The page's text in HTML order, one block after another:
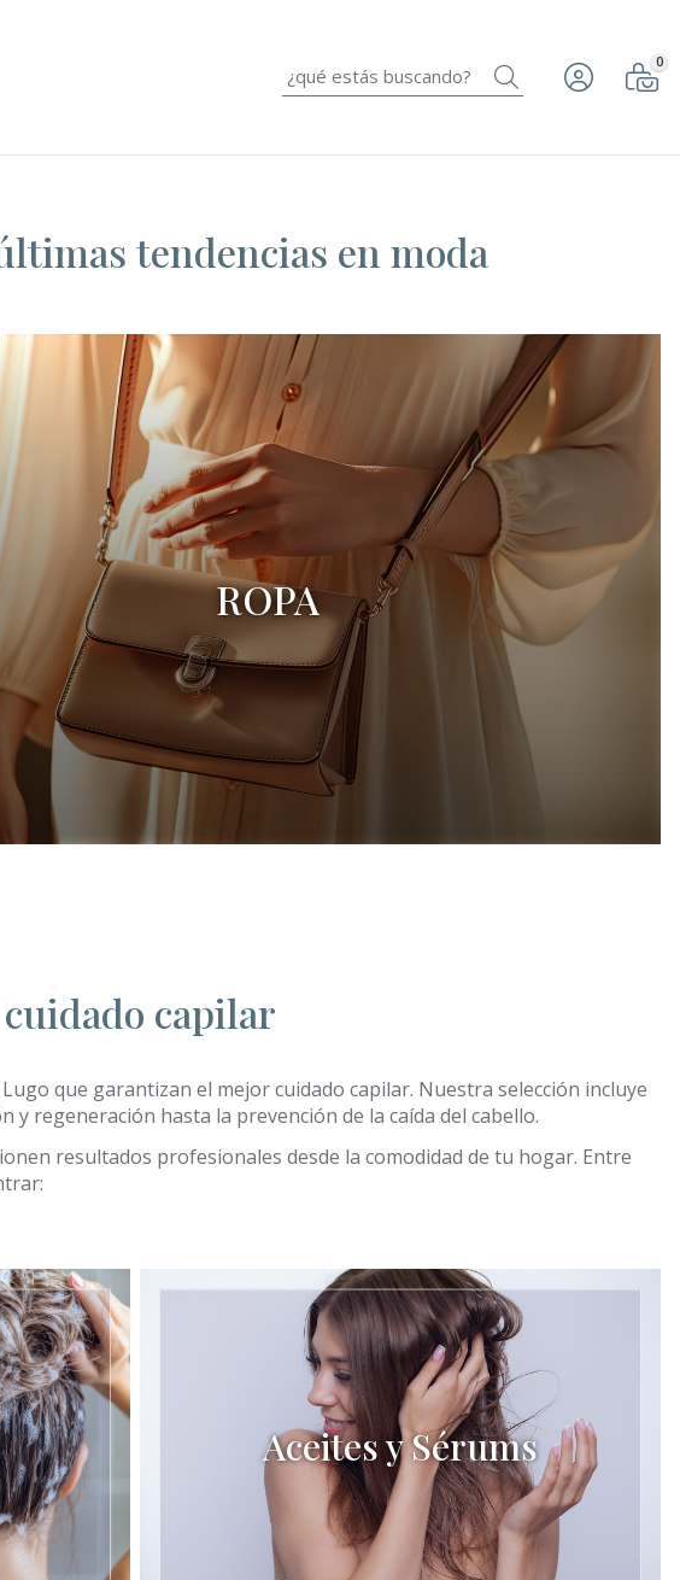
Buscar 0
tendencias en moda
ROPA
capilar
que garantizan el mejor cuidado capilar. Nuestra selección incluye
y regeneración hasta la prevención de la caída del cabello.
resultados profesionales desde la comodidad de tu hogar. Entre
Aceites y Sérums